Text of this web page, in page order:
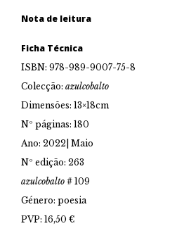
Nota de leitura
Ficha Técnica
ISBN: 978-989-9007-75-8
Colecção: azulcobalto
Dimensões: 13×18cm
Nº páginas: 180
Ano: 2022| Maio
Nº edição: 263
azulcobalto # 109
Género: poesia
PVP: 16,50 €